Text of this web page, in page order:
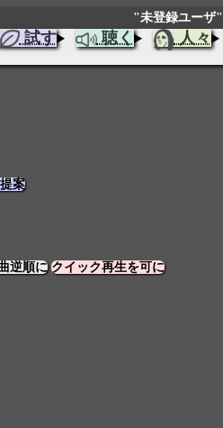
"未登録ユーザ"
試す 聴く 人々
案
逆順に クイック再生を可に